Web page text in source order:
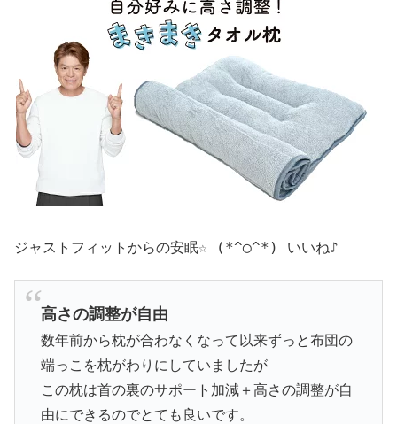
ジャストフィットからの安眠☆ (*^◯^*) いいね♪
高さの調整が自由
数年前から枕が合わなくなって以来ずっと布団の
端っこを枕がわりにしていましたが
この枕は首の裏のサポート加減＋高さの調整が自
由にできるのでとても良いです。